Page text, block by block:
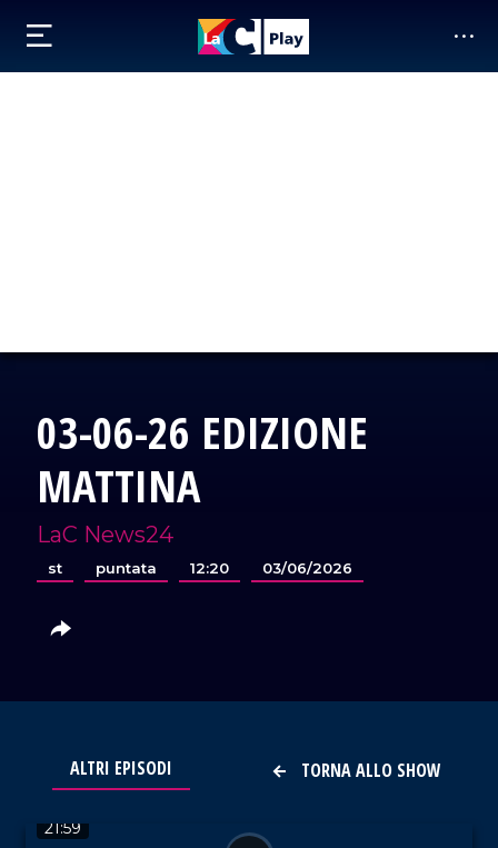
03-06-26 EDIZIONE
MATTINA
LaC News24
st puntata 12:20 03/06/2026
TORNA ALLO SHOW
ALTRI EPISODI
21:59
VAI AL TITOLO